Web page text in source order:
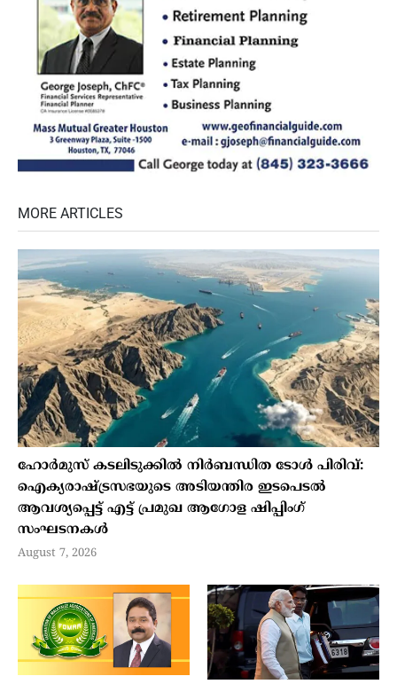
MORE ARTICLES
ഹോർമുസ് കടലിടുക്കിൽ നിർബന്ധിത ടോൾ പിരിവ്:
ഐക്യരാഷ്ട്രസഭയുടെ അടിയന്തിര ഇടപെടൽ
ആവശ്യപ്പെട്ട് എട്ട് പ്രമുഖ ആഗോള ഷിപ്പിംഗ്
സംഘടനകൾ
August 7, 2026